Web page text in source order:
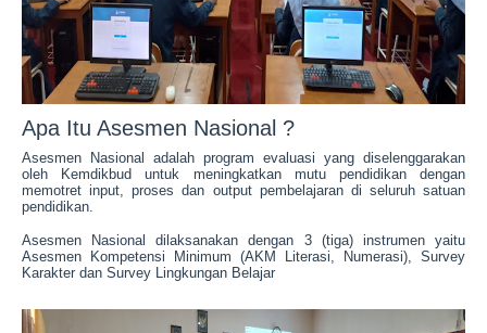
Apa Itu Asesmen Nasional ?
Asesmen Nasional adalah program evaluasi yang diselenggarakan
oleh Kemdikbud untuk meningkatkan mutu pendidikan dengan
memotret input, proses dan output pembelajaran di seluruh satuan
pendidikan.
Asesmen Nasional dilaksanakan dengan 3 (tiga) instrumen yaitu
Asesmen Kompetensi Minimum (AKM Literasi, Numerasi), Survey
Karakter dan Survey Lingkungan Belajar